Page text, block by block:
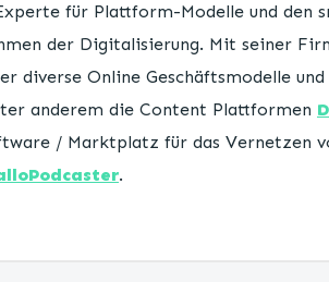
für Plattform-Modelle und den
der Digitalisierung. Mit seiner
diverse Online Geschäftsmodelle und
anderem die Content Plattformen
/ Marktplatz für das Vernetzen
.